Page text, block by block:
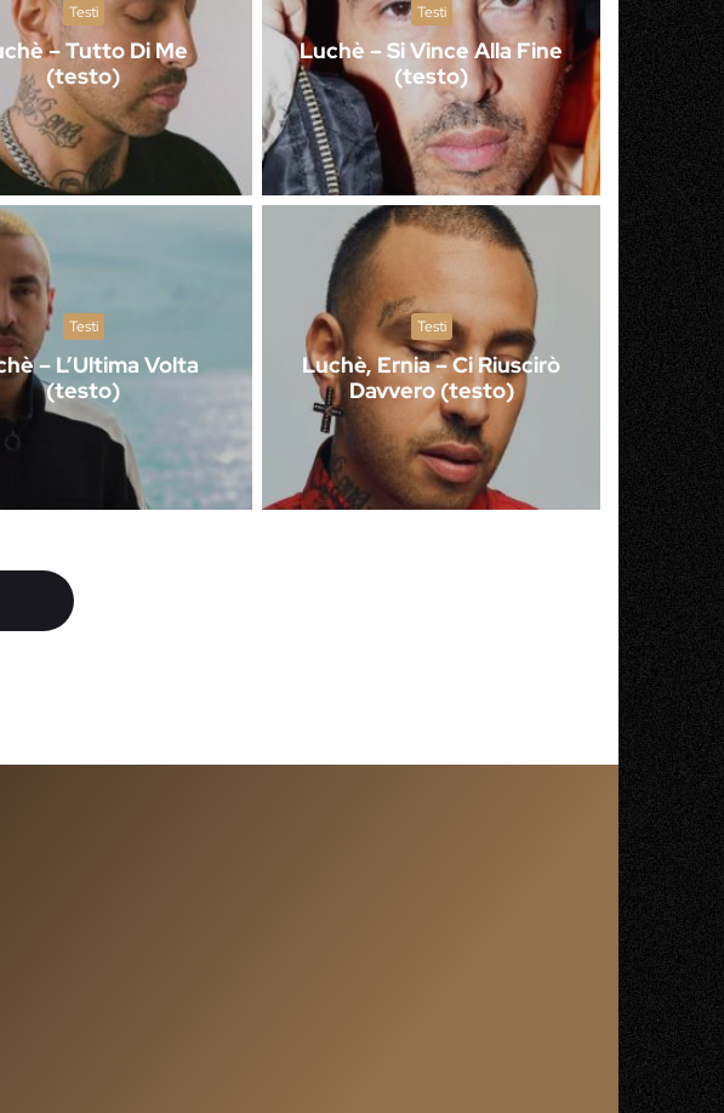
Testi
– Tutto Di Me
(testo)
Testi
Luchè – Si Vince Alla Fine
(testo)
Testi
– L’Ultima Volta
(testo)
Testi
Luchè, Ernia – Ci Riuscirò
Davvero (testo)